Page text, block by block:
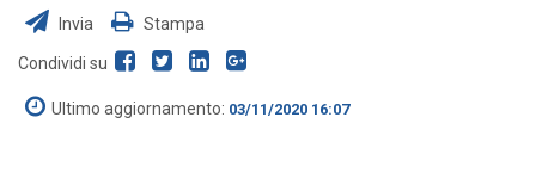
Invia Stampa
Condividi su
Ultimo aggiornamento: 03/11/2020 16:07